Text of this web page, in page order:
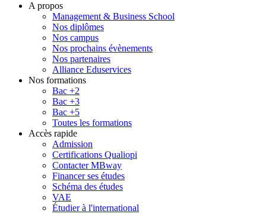
A propos
Management & Business School
Nos diplômes
Nos campus
Nos prochains évènements
Nos partenaires
Alliance Eduservices
Nos formations
Bac +2
Bac +3
Bac +5
Toutes les formations
Accès rapide
Admission
Certifications Qualiopi
Contacter MBway
Financer ses études
Schéma des études
VAE
Étudier à l'international